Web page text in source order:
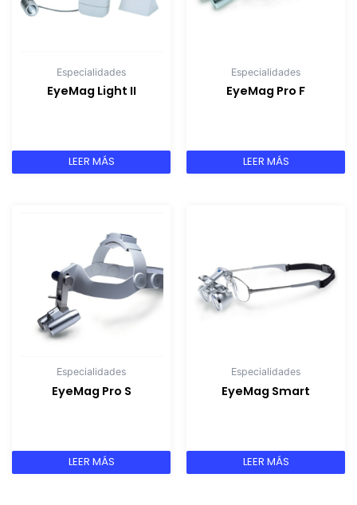
Especialidades
EyeMag Light II
LEER MÁS
Especialidades
EyeMag Pro F
LEER MÁS
Especialidades
EyeMag Pro S
LEER MÁS
Especialidades
EyeMag Smart
LEER MÁS